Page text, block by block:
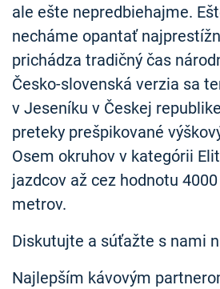
ale ešte nepredbiehajme.
necháme opantať
prichádza tradičný čas
Česko-slovenská verzia sa
v Jeseníku v Českej
preteky prešpikované
Osem okruhov v kategórii
jazdcov až cez hodnotu
metrov.
Diskutujte a súťažte s nami
Najlepším kávovým